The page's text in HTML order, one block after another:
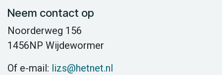
Neem contact op
Noorderweg 156
1456NP Wijdewormer
Of e-mail: lizs@hetnet.nl